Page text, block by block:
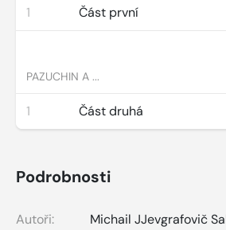
1 Část první
PAZUCHIN A ...
1 Část druhá
Podrobnosti
Autoři:
Michail JJevgrafovič